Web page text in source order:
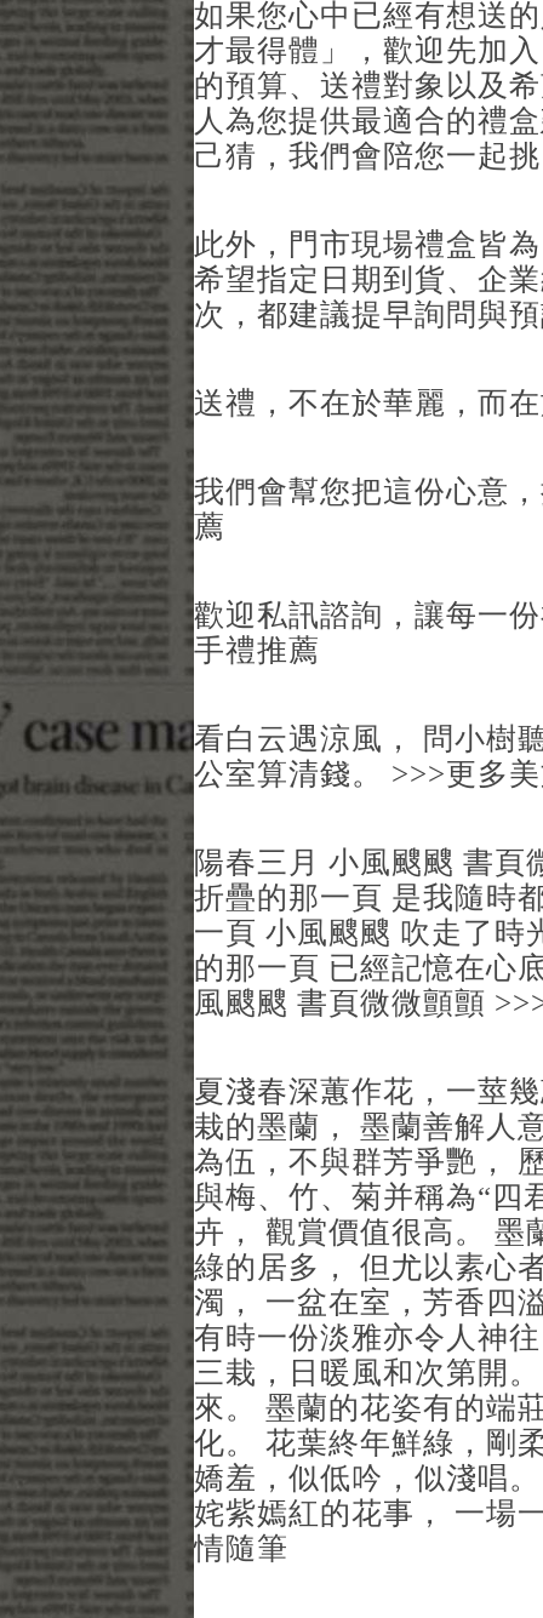
如果您心中已經有想送
才最得體」，歡迎先加
的預算、送禮對象以及
人為您提供最適合的禮
己猜，我們會陪您一起
此外，門市現場禮盒皆
希望指定日期到貨、企
次，都建議提早詢問與
送禮，不在於華麗，而
我們會幫您把這份心意
薦
歡迎私訊諮詢，讓每一
手禮推薦
看白云遇涼風， 問小樹
公室算清錢。 >>>更多
陽春三月 小風颼颼 書頁
折疊的那一頁 是我隨時
一頁 小風颼颼 吹走了時
的那一頁 已經記憶在心
風颼颼 書頁微微顫顫
夏淺春深蕙作花，一莖
栽的墨蘭， 墨蘭善解人
為伍，不與群芳爭艷，
與梅、竹、菊并稱為“四
卉， 觀賞價值很高。 墨
綠的居多， 但尤以素心
濁， 一盆在室，芳香四
有時一份淡雅亦令人神
三栽，日暖風和次第開
來。 墨蘭的花姿有的端
化。 花葉終年鮮綠，剛
嬌羞，似低吟，似淺唱
姹紫嫣紅的花事， 一場
情隨筆